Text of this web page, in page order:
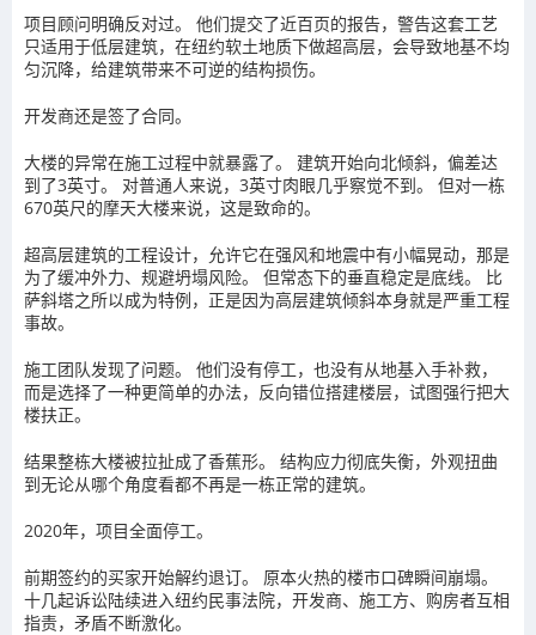
项目顾问明确反对过。 他们提交了近百页的报告，警告这套工艺
只适用于低层建筑，在纽约软土地质下做超高层，会导致地基不均
匀沉降，给建筑带来不可逆的结构损伤。
开发商还是签了合同。
大楼的异常在施工过程中就暴露了。 建筑开始向北倾斜，偏差达
到了3英寸。 对普通人来说，3英寸肉眼几乎察觉不到。 但对一栋
670英尺的摩天大楼来说，这是致命的。
超高层建筑的工程设计，允许它在强风和地震中有小幅晃动，那是
为了缓冲外力、规避坍塌风险。 但常态下的垂直稳定是底线。 比
萨斜塔之所以成为特例，正是因为高层建筑倾斜本身就是严重工程
事故。
施工团队发现了问题。 他们没有停工，也没有从地基入手补救，
而是选择了一种更简单的办法，反向错位搭建楼层，试图强行把大
楼扶正。
结果整栋大楼被拉扯成了香蕉形。 结构应力彻底失衡，外观扭曲
到无论从哪个角度看都不再是一栋正常的建筑。
2020年，项目全面停工。
前期签约的买家开始解约退订。 原本火热的楼市口碑瞬间崩塌。
十几起诉讼陆续进入纽约民事法院，开发商、施工方、购房者互相
指责，矛盾不断激化。